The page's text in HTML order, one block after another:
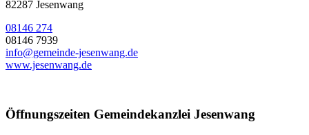
82287 Jesenwang
08146 274
08146 7939
info@gemeinde-jesenwang.de
www.jesenwang.de
Öffnungszeiten Gemeindekanzlei Jesenwang